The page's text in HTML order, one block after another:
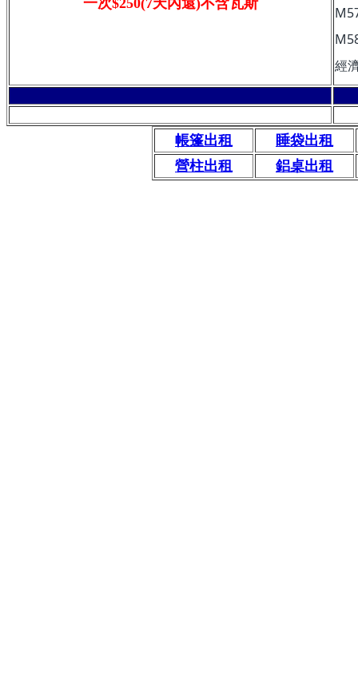
一次$250(7天內還)不含瓦斯
經
帳篷出租
睡袋出租
營柱出租
鋁桌出租